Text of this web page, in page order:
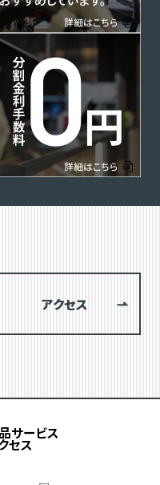
アクセス
サービス
セス